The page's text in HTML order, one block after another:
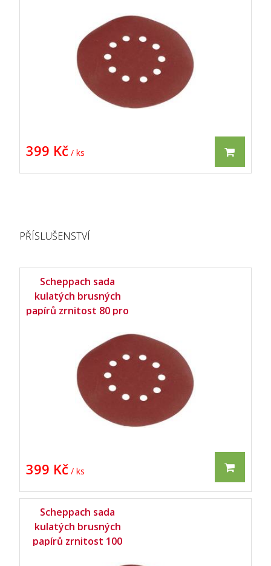
399 Kč / ks
PŘÍSLUŠENSTVÍ
Scheppach sada
kulatých brusných
papírů zrnitost 80 pro
920 / DS 930 (10 ks) -
399 Kč / ks
Scheppach sada
kulatých brusných
papírů zrnitost 100